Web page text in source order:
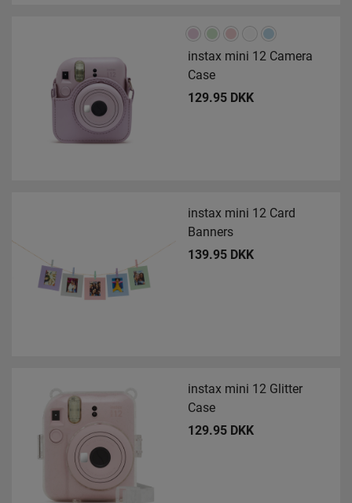
instax mini 12 Camera
Case
129.95 DKK
instax mini 12 Card
Banners
139.95 DKK
instax mini 12 Glitter
Case
129.95 DKK